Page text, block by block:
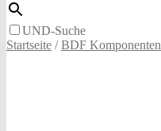
UND-Suche
Startseite /BDF Komponenten